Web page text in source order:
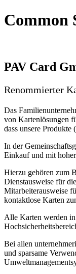
Common
PAV Card
Renommierter
Das
von Kartenlösungen
dass unsere Produkte
In der
Einkauf und mit
Hierzu gehören zum
Dienstausweise für
Mitarbeiterausweise
kontaktlose Karten
Alle Karten werden
Bei allen
und sparsame